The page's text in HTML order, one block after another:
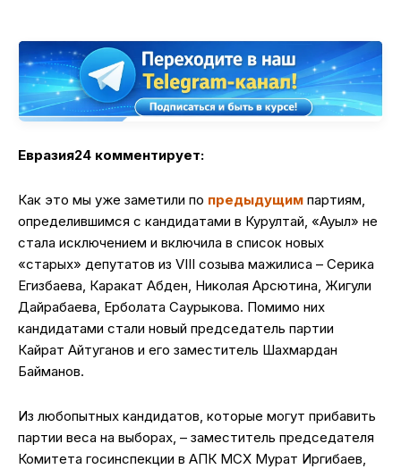
Евразия24 комментирует:
Как это мы уже заметили по предыдущим партиям,
определившимся с кандидатами в Курултай, «Ауыл» не
стала исключением и включила в список новых
«старых» депутатов из VIII созыва мажилиса – Серика
Егизбаева, Каракат Абден, Николая Арсютина, Жигули
Дайрабаева, Ерболата Саурыкова. Помимо них
кандидатами стали новый председатель партии
Кайрат Айтуганов и его заместитель Шахмардан
Байманов.
Из любопытных кандидатов, которые могут прибавить
партии веса на выборах, – заместитель председателя
Комитета госинспекции в АПК МСХ Мурат Иргибаев,